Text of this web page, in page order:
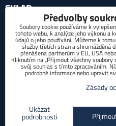
SKLAD
Zahrádka 27, 36461 Teplá
POTŘEBUJETE PORADIT?
Váš telefon:*
Odeslat
Předvolby
Soubory cookie používáme k
tohoto webu, k analýze jeho výkonu a
údajů o jeho používání. Můžeme k
služby třetích stran a shromážděná
přenášena partnerům v EU, USA
Kliknutím na „Přijmout všechny soubory
svůj souhlas s tímto zpracováním.
podrobné informace nebo upravit
Zásady
Ukázat
podrobnosti